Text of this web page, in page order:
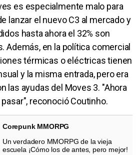
es especialmente malo para
lanzar el nuevo C3 al mercado y
hasta ahora el 32% son
Además, en la política comercial
térmicas o eléctricas tienen
y la misma entrada, pero era
las ayudas del Moves 3. "Ahora
reconoció Coutinho.
Corepunk MMORPG
Un verdadero MMORPG de la vieja
escuela ¡Cómo los de antes, pero mejor!